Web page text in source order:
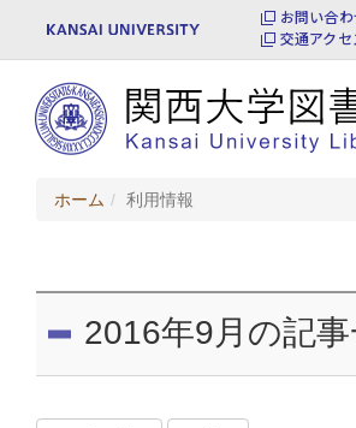
お問い合
交通アクセ
ホーム 利用情報
2016年9月の記